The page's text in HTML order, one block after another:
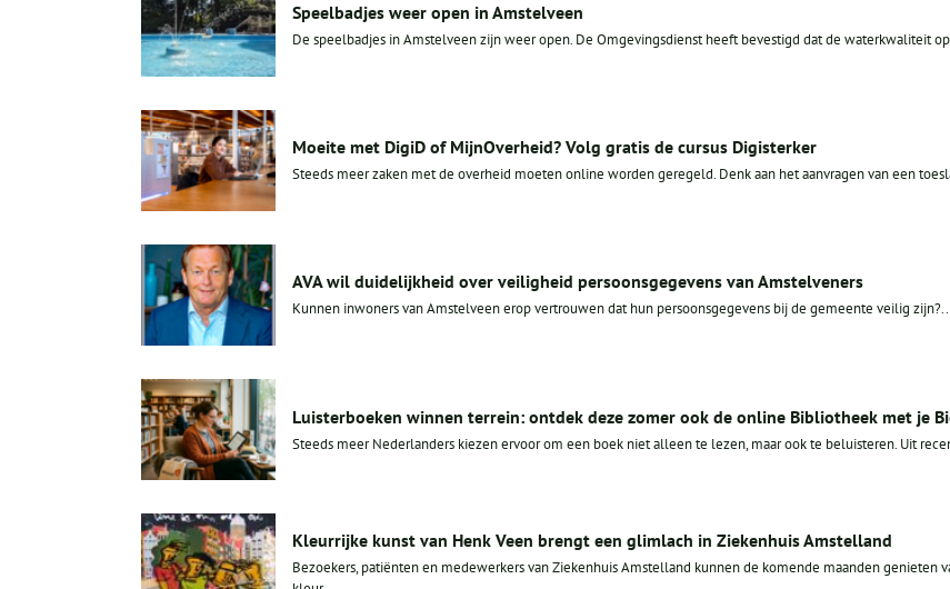
Speelbadjes weer open in Amstelveen
De speelbadjes in Amstelveen zijn weer open. De Omgevingsdienst heeft bevestigd dat de waterkwaliteit
Moeite met DigiD of MijnOverheid? Volg gratis de cursus Digisterker
Steeds meer zaken met de overheid moeten online worden geregeld. Denk aan het aanvragen van een
AVA wil duidelijkheid over veiligheid persoonsgegevens van Amstelveners
Kunnen inwoners van Amstelveen erop vertrouwen dat hun persoonsgegevens bij de gemeente veilig
Luisterboeken winnen terrein: ontdek deze zomer ook de online Bibliotheek met je
Steeds meer Nederlanders kiezen ervoor om een boek niet alleen te lezen, maar ook te beluisteren. Uit
Kleurrijke kunst van Henk Veen brengt een glimlach in Ziekenhuis Amstelland
Bezoekers, patiënten en medewerkers van Ziekenhuis Amstelland kunnen de komende maanden genieten